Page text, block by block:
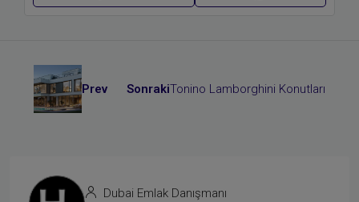
Prev Sonraki
Dubai Emlak Danışmanı